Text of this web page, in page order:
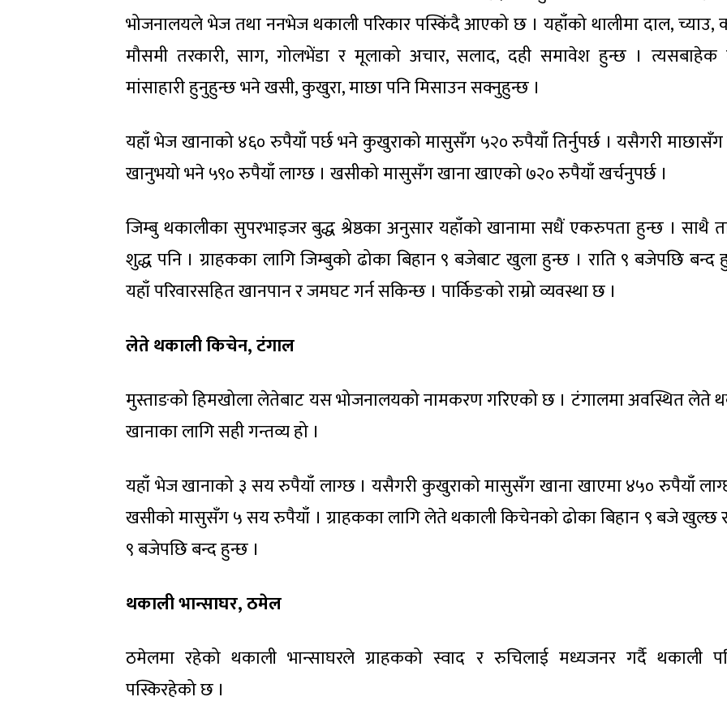
भोजनालयले भेज तथा ननभेज थकाली परिकार पस्किंदै आएको छ । यहाँको थालीमा दाल, च्याउ,
मौसमी तरकारी, साग, गोलभेंडा र मूलाको अचार, सलाद, दही समावेश हुन्छ । त्यसबाहेक
मांसाहारी हुनुहुन्छ भने खसी, कुखुरा, माछा पनि मिसाउन सक्नुहुन्छ ।
यहाँ भेज खानाको ४६० रुपैयाँ पर्छ भने कुखुराको मासुसँग ५२० रुपैयाँ तिर्नुपर्छ । यसैगरी माछासँग
खानुभयो भने ५९० रुपैयाँ लाग्छ । खसीको मासुसँग खाना खाएको ७२० रुपैयाँ खर्चनुपर्छ ।
जिम्बु थकालीका सुपरभाइजर बुद्ध श्रेष्ठका अनुसार यहाँको खानामा सधैं एकरुपता हुन्छ । साथै
शुद्ध पनि । ग्राहकका लागि जिम्बुको ढोका बिहान ९ बजेबाट खुला हुन्छ । राति ९ बजेपछि बन्द
यहाँ परिवारसहित खानपान र जमघट गर्न सकिन्छ । पार्किङको राम्रो व्यवस्था छ ।
लेते थकाली किचेन,टंगाल
मुस्ताङको हिमखोला लेतेबाट यस भोजनालयको नामकरण गरिएको छ । टंगालमा अवस्थित लेते
खानाका लागि सही गन्तव्य हो ।
यहाँ भेज खानाको ३ सय रुपैयाँ लाग्छ । यसैगरी कुखुराको मासुसँग खाना खाएमा ४५० रुपैयाँ
खसीको मासुसँग ५ सय रुपैयाँ । ग्राहकका लागि लेते थकाली किचेनको ढोका बिहान ९ बजे खुल्छ र
९ बजेपछि बन्द हुन्छ ।
थकाली भान्साघर,ठमेल
ठमेलमा रहेको थकाली भान्साघरले ग्राहकको स्वाद र रुचिलाई मध्यजनर गर्दै थकाली
पस्किरहेको छ ।